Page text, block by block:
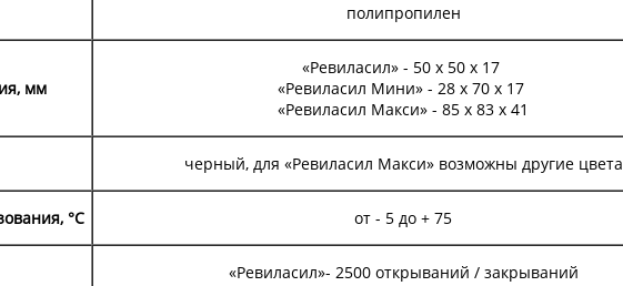
полипропилен
мм
«Ревиласил» - 50 х 50 х 17
«Ревиласил Мини» - 28 х 70 х 17
«Ревиласил Макси» - 85 х 83 х 41
черный, для «Ревиласил Макси» возможны другие цвета
°С от - 5 до + 75
«Ревиласил»- 2500 открываний / закрываний